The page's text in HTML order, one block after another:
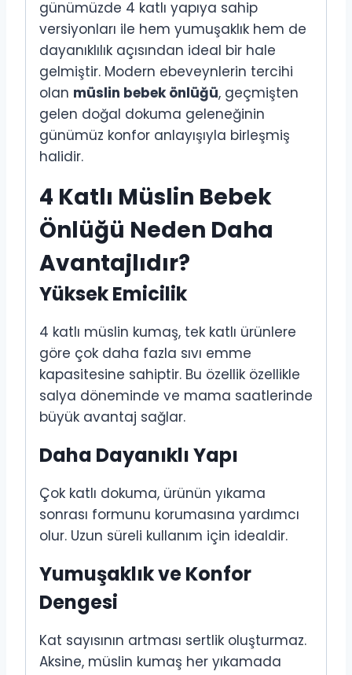
günümüzde 4 katlı yapıya sahip
versiyonları ile hem yumuşaklık hem de
dayanıklılık açısından ideal bir hale
gelmiştir. Modern ebeveynlerin tercihi
olan müslin bebek önlüğü, geçmişten
gelen doğal dokuma geleneğinin
günümüz konfor anlayışıyla birleşmiş
halidir.
4 Katlı Müslin Bebek
Önlüğü Neden Daha
Avantajlıdır?
Yüksek Emicilik
4 katlı müslin kumaş, tek katlı ürünlere
göre çok daha fazla sıvı emme
kapasitesine sahiptir. Bu özellik özellikle
salya döneminde ve mama saatlerinde
büyük avantaj sağlar.
Daha Dayanıklı Yapı
Çok katlı dokuma, ürünün yıkama
sonrası formunu korumasına yardımcı
olur. Uzun süreli kullanım için idealdir.
Yumuşaklık ve Konfor
Dengesi
Kat sayısının artması sertlik oluşturmaz.
Aksine, müslin kumaş her yıkamada